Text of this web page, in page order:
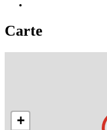
Carte
+